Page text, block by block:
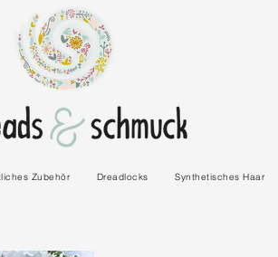
Zubehör Dreadlocks Synthetisches Haar